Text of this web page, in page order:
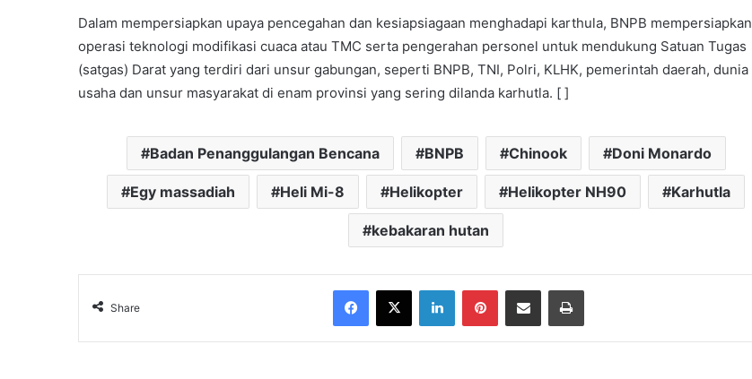
Dalam mempersiapkan upaya pencegahan dan kesiapsiagaan menghadapi karthula, BNPB mempersiapkan
operasi teknologi modifikasi cuaca atau TMC serta pengerahan personel untuk mendukung Satuan Tugas
(satgas) Darat yang terdiri dari unsur gabungan, seperti BNPB, TNI, Polri, KLHK, pemerintah daerah, dunia
usaha dan unsur masyarakat di enam provinsi yang sering dilanda karhutla. [ ]
Badan Penanggulangan Bencana BNPB Chinook Doni Monardo
Egy massadiah Heli Mi-8 Helikopter Helikopter NH90 Karhutla
kebakaran hutan
Share
Facebook
X LinkedInPinterestShare via Email Print